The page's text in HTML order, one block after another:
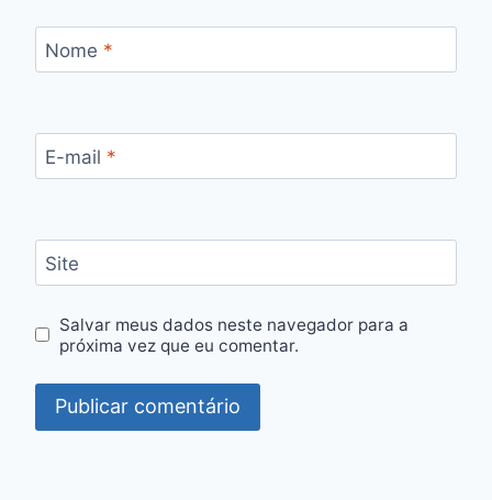
Nome *
E-mail *
Site
Salvar meus dados neste navegador para a
próxima vez que eu comentar.